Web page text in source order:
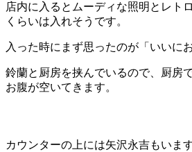
店内に入るとムーディな照明とレト
くらいは入れそうです。
入った時にまず思ったのが「いいにお
鈴蘭と厨房を挟んでいるので、厨房
お腹が空いてきます。
カウンターの上には矢沢永吉もいま